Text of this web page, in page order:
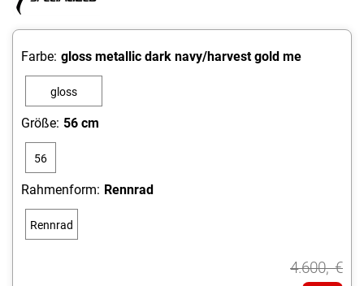
4.600,- €
Farbe: gloss metallic dark navy/harvest gold me
gloss
gold me
Größe: 56 cm
56
Rahmenform: Rennrad
Rennrad